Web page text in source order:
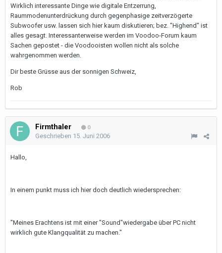
Wirklich interessante Dinge wie digitale Entzerrung,
Raummodenunterdrückung durch gegenphasige zeitverzögerte
Subwoofer usw. lassen sich hier kaum diskutieren; bez. "Highend" ist
alles gesagt. Interessanterweise werden im Voodoo-Forum kaum
Sachen gepostet - die Voodooisten wollen nicht als solche
wahrgenommen werden.
Dir beste Grüsse aus der sonnigen Schweiz,
Rob
Firmthaler 0
Geschrieben 15. Juni 2006
Hallo,
In einem punkt muss ich hier doch deutlich wiedersprechen:
"Meines Erachtens ist mit einer "Sound"wiedergabe über PC nicht
wirklich gute Klangqualität zu machen."